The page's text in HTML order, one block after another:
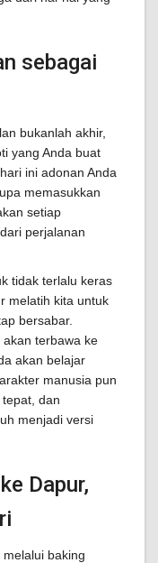
sebagai
bukanlah akhir,
yang Anda buat
ini adonan Anda
memasukkan
setiap
perjalanan
tidak terlalu keras
melatih kita untuk
bersabar.
terbawa ke
akan belajar
manusia pun
dan
menjadi versi
Dapur,
melalui baking